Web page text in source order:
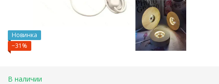
Новинка
−31%
В наличии